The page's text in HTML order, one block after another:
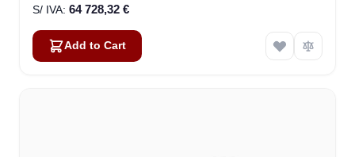
64 728,32 €
Add to Cart